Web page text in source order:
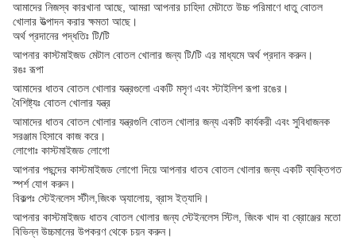
আমাদের নিজস্ব কারখানা আছে, আমরা আপনার চাহিদা মেটাতে উচ্চ পরিমাণে ধাতু বোতল
খোলার উত্পাদন করার ক্ষমতা আছে।
অর্থ প্রদানের পদ্ধতিঃ টি/টি
আপনার কাস্টমাইজড মেটাল বোতল খোলার জন্য টি/টি এর মাধ্যমে অর্থ প্রদান করুন।
রঙঃ রূপা
আমাদের ধাতব বোতল খোলার যন্ত্রগুলো একটি মসৃণ এবং স্টাইলিশ রূপা রঙের।
বৈশিষ্ট্যঃ বোতল খোলার যন্ত্র
আমাদের ধাতব বোতল খোলার যন্ত্রগুলি বোতল খোলার জন্য একটি কার্যকরী এবং সুবিধাজনক
সরঞ্জাম হিসাবে কাজ করে।
লোগোঃ কাস্টমাইজড লোগো
আপনার পছন্দের কাস্টমাইজড লোগো দিয়ে আপনার ধাতব বোতল খোলার জন্য একটি ব্যক্তিগত
স্পর্শ যোগ করুন।
বিকল্পঃ স্টেইনলেস স্টীল,জিংক অ্যালোয়, ব্রাস ইত্যাদি।
আপনার কাস্টমাইজড ধাতব বোতল খোলার জন্য স্টেইনলেস স্টিল, জিংক খাদ বা ব্রোঞ্জের মতো
বিভিন্ন উচ্চমানের উপকরণ থেকে চয়ন করুন।